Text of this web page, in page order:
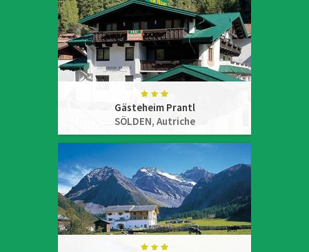
Gästeheim Prantl
SÖLDEN, Autriche